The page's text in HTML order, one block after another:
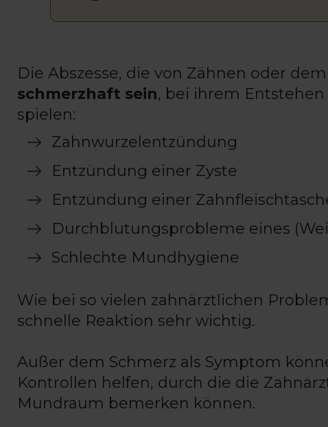
Die Abszesse, die von Zähnen oder
schmerzhaft sein, bei ihrem
spielen:
Zahnwurzelentzündung
Entzündung einer Zyste
Entzündung einer
Durchblutungsprobleme eines
Schlechte Mundhygiene
Wie bei so vielen zahnärztlichen
schnelle Reaktion sehr wichtig.
Außer dem Schmerz als Symptom
Kontrollen helfen, durch die die
Mundraum bemerken können.